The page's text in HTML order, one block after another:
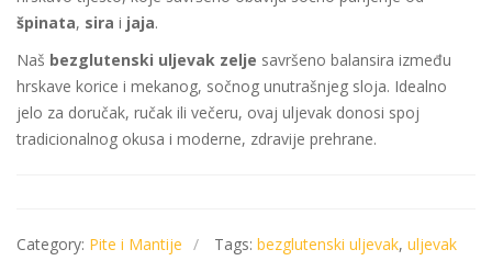
špinata, sira i jaja.
Naš bezglutenski uljevak zelje savršeno balansira između
hrskave korice i mekanog, sočnog unutrašnjeg sloja. Idealno
jelo za doručak, ručak ili večeru, ovaj uljevak donosi spoj
tradicionalnog okusa i moderne, zdravije prehrane.
Category: Pite i Mantije Tags: bezglutenski uljevak, uljevak